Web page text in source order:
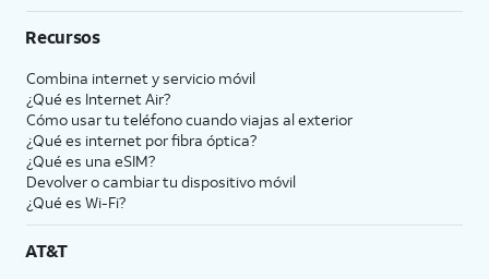
Recursos
Combina internet y servicio móvil
¿Qué es Internet Air?
Cómo usar tu teléfono cuando viajas al exterior
¿Qué es internet por fibra óptica?
¿Qué es una eSIM?
Devolver o cambiar tu dispositivo móvil
¿Qué es Wi-Fi?
AT&T